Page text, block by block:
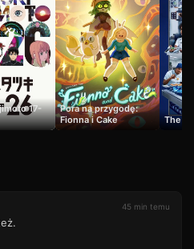
17-
Pora na przygodę:
Fionna i Cake
The
45 min temu